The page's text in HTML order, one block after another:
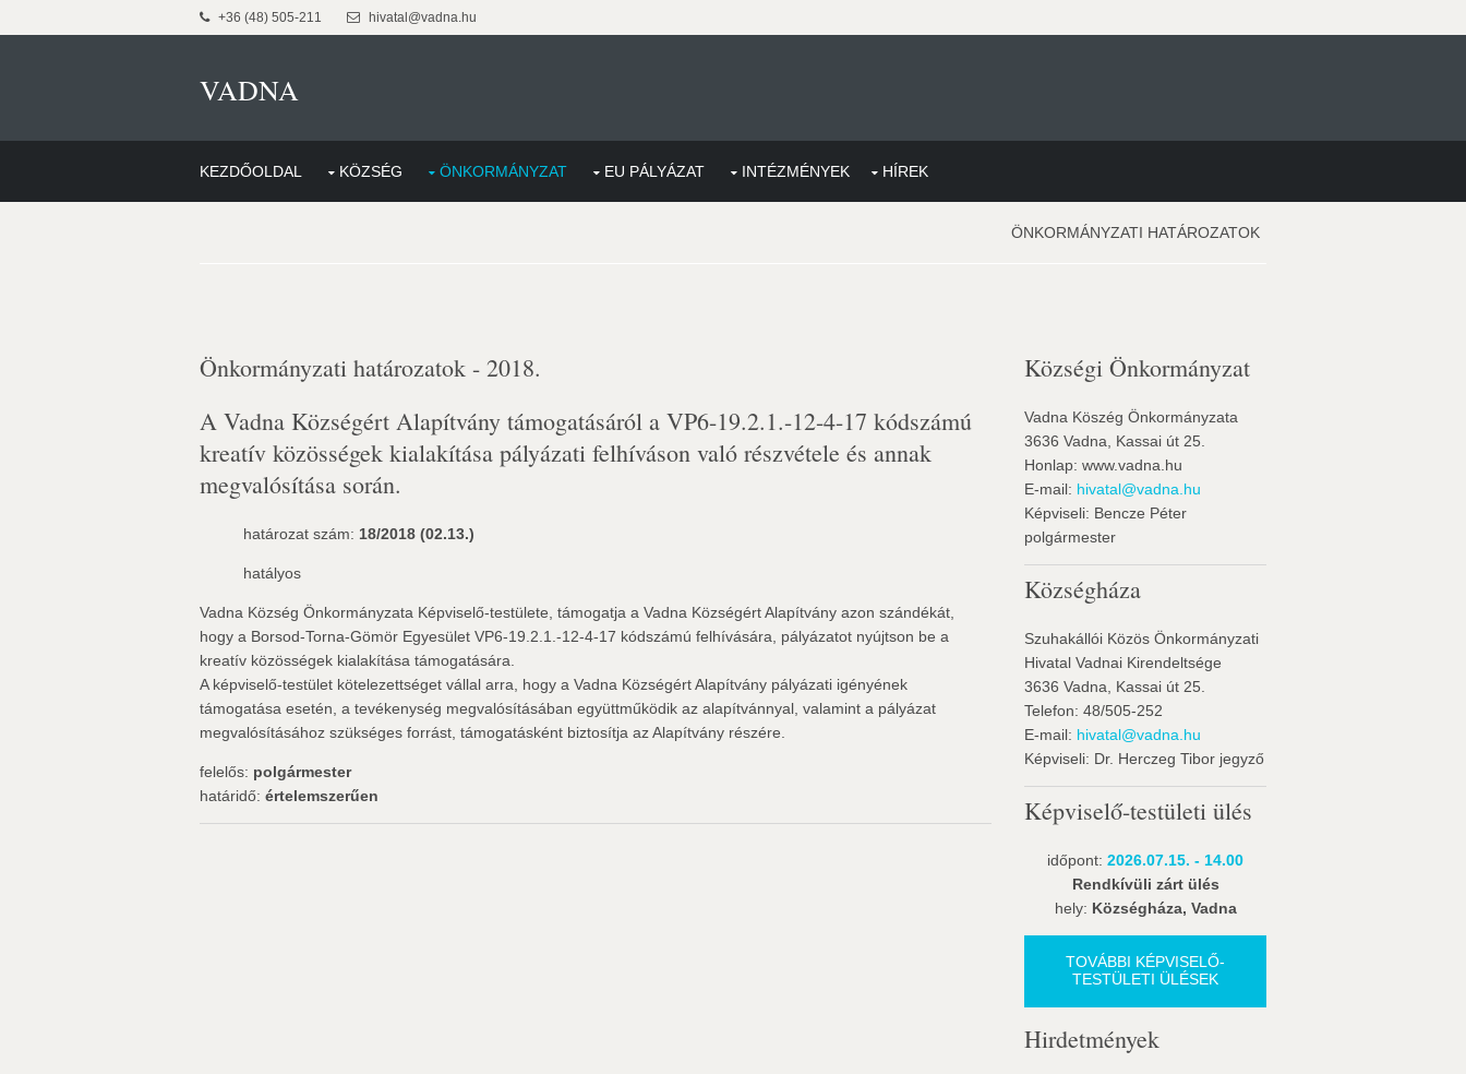
+36 (48) 505-211 hivatal@vadna.hu
VADNA
KEZDŐOLDAL KÖZSÉG ÖNKORMÁNYZAT EU PÁLYÁZAT INTÉZMÉNYEK HÍREK
ÖNKORMÁNYZATI HATÁROZATOK
Önkormányzati határozatok - 2018.
A Vadna Községért Alapítvány támogatásáról a VP6-19.2.1.-12-4-17 kódszámú
kreatív közösségek kialakítása pályázati felhíváson való részvétele és annak
megvalósítása során.
határozat szám: 18/2018 (02.13.)
hatályos
Vadna Község Önkormányzata Képviselő-testülete, támogatja a Vadna Községért Alapítvány azon szándékát,
hogy a Borsod-Torna-Gömör Egyesület VP6-19.2.1.-12-4-17 kódszámú felhívására, pályázatot nyújtson be a
kreatív közösségek kialakítása támogatására.
A képviselő-testület kötelezettséget vállal arra, hogy a Vadna Községért Alapítvány pályázati igényének
támogatása esetén, a tevékenység megvalósításában együttműködik az alapítvánnyal, valamint a pályázat
megvalósításához szükséges forrást, támogatásként biztosítja az Alapítvány részére.
felelős: polgármester
határidő: értelemszerűen
Községi Önkormányzat
Vadna Köszég Önkormányzata
3636 Vadna, Kassai út 25.
Honlap: www.vadna.hu
E-mail: hivatal@vadna.hu
Képviseli: Bencze Péter
polgármester
Községháza
Szuhakállói Közös Önkormányzati
Hivatal Vadnai Kirendeltsége
3636 Vadna, Kassai út 25.
Telefon: 48/505-252
E-mail: hivatal@vadna.hu
Képviseli: Dr. Herczeg Tibor jegyző
Képviselő-testületi ülés
időpont: 2026.07.15. - 14.00
Rendkívüli zárt ülés
hely: Községháza, Vadna
TOVÁBBI KÉPVISELŐ-
TESTÜLETI ÜLÉSEK
Hirdetmények